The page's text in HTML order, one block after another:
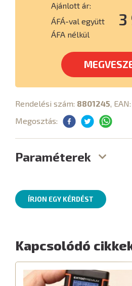
Ajánlott ár:
ÁFÁ-val együtt
3
ÁFA nélkül
Rendelési szám: 8801245, EAN:
Megosztás:
Paraméterek
ÍRJON EGY KÉRDÉST
Kapcsolódó